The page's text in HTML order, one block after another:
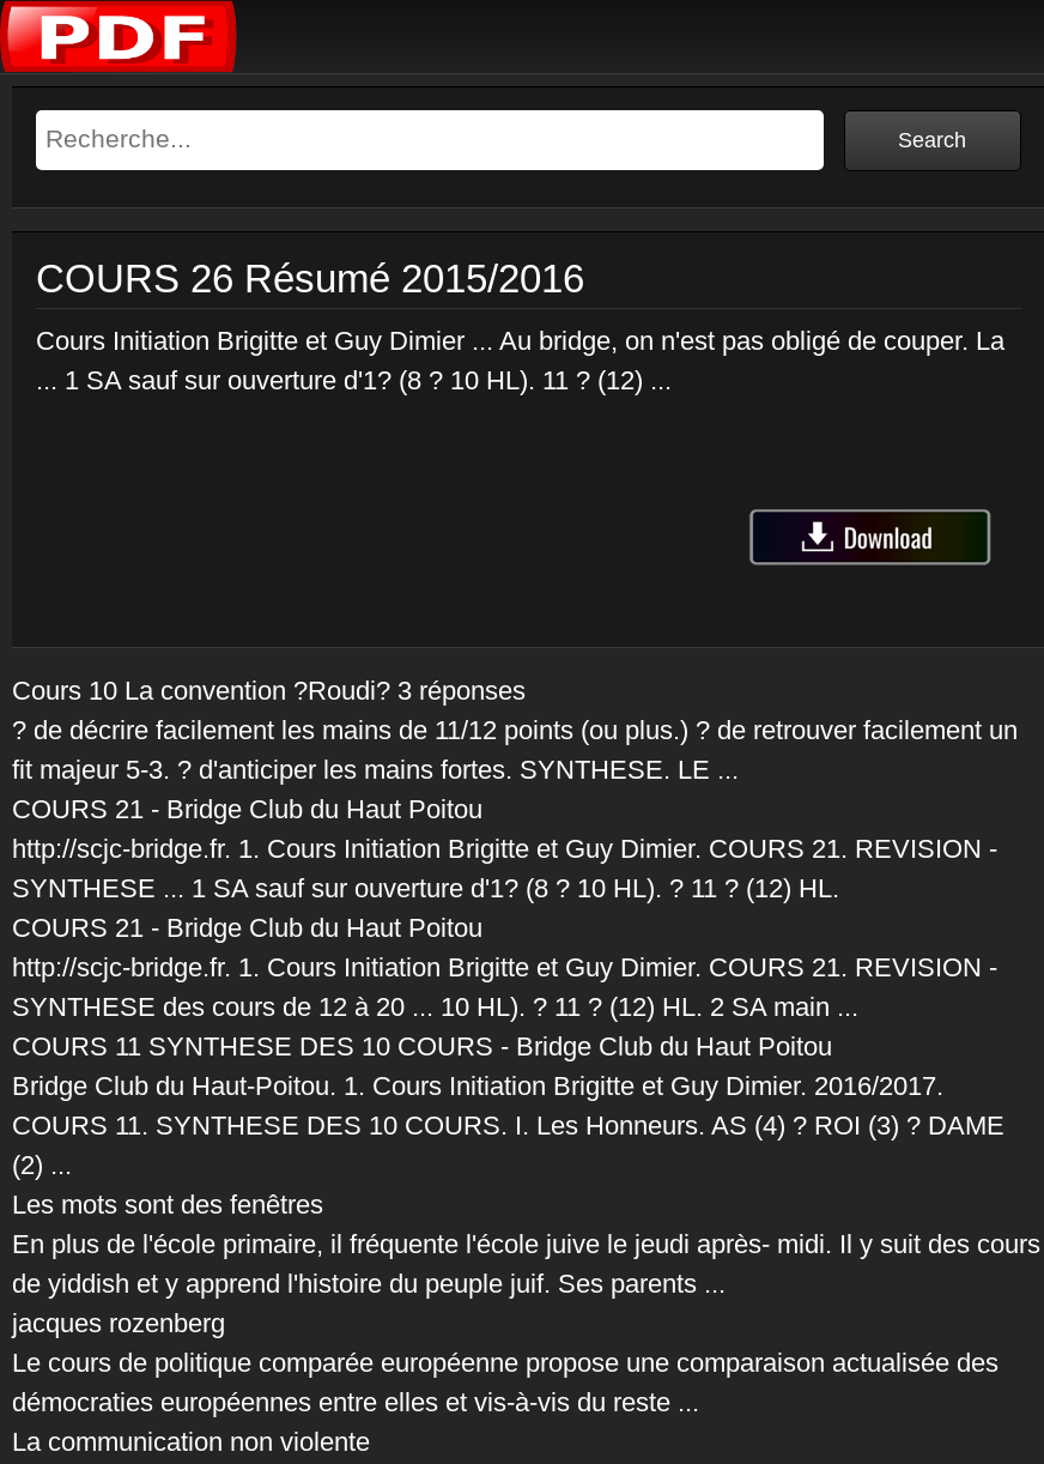
COURS 26 Résumé 2015/2016
Cours Initiation Brigitte et Guy Dimier ... Au bridge, on n'est pas obligé de couper. La
... 1 SA sauf sur ouverture d'1? (8 ? 10 HL). 11 ? (12) ...
Cours 10 La convention ?Roudi? 3 réponses
? de décrire facilement les mains de 11/12 points (ou plus.) ? de retrouver facilement un
fit majeur 5-3. ? d'anticiper les mains fortes. SYNTHESE. LE ...
COURS 21 - Bridge Club du Haut Poitou
http://scjc-bridge.fr. 1. Cours Initiation Brigitte et Guy Dimier. COURS 21. REVISION -
SYNTHESE ... 1 SA sauf sur ouverture d'1? (8 ? 10 HL). ? 11 ? (12) HL.
COURS 21 - Bridge Club du Haut Poitou
http://scjc-bridge.fr. 1. Cours Initiation Brigitte et Guy Dimier. COURS 21. REVISION -
SYNTHESE des cours de 12 à 20 ... 10 HL). ? 11 ? (12) HL. 2 SA main ...
COURS 11 SYNTHESE DES 10 COURS - Bridge Club du Haut Poitou
Bridge Club du Haut-Poitou. 1. Cours Initiation Brigitte et Guy Dimier. 2016/2017.
COURS 11. SYNTHESE DES 10 COURS. I. Les Honneurs. AS (4) ? ROI (3) ? DAME
(2) ...
Les mots sont des fenêtres
En plus de l'école primaire, il fréquente l'école juive le jeudi après- midi. Il y suit des cours
de yiddish et y apprend l'histoire du peuple juif. Ses parents ...
jacques rozenberg
Le cours de politique comparée européenne propose une comparaison actualisée des
démocraties européennes entre elles et vis-à-vis du reste ...
La communication non violente